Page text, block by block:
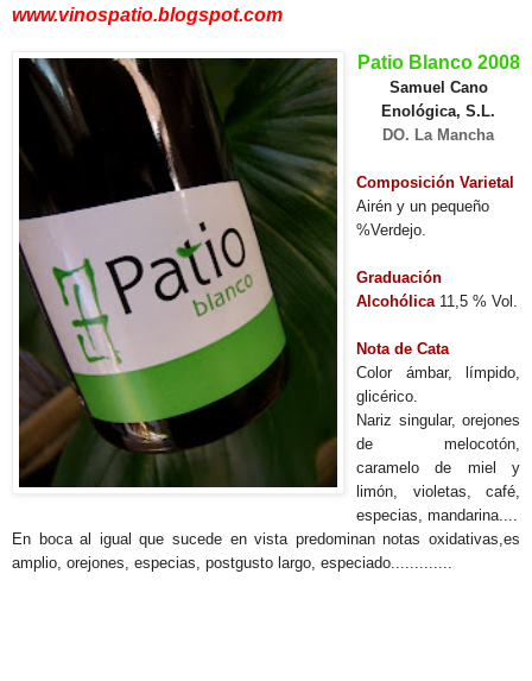
www.vinospatio.blogspot.com
Patio Blanco 2008
Samuel Cano
Enológica, S.L.
DO. La Mancha
Composición Varietal
Airén y un pequeño
%Verdejo.
Graduación
Alcohólica 11,5 % Vol.
Nota de Cata
Color ámbar, límpido,
glicérico.
Nariz singular, orejones
de melocotón,
caramelo de miel y
limón, violetas, café,
especias, mandarina....
En boca al igual que sucede en vista predominan notas oxidativas,es
amplio, orejones, especias, postgusto largo, especiado.............